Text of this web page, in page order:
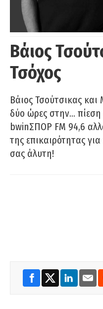
Βάιος
Τσόχος
Βάιος Τσούτσικας και
δύο ώρες στην… πίεση
bwinΣΠΟΡ FM 94,6
της επικαιρότητας
σας άλυτη!